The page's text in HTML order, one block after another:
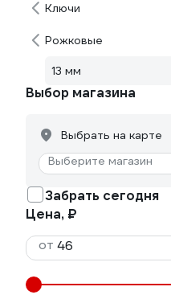
Ключи
Рожковые
13 мм
Выбор магазина
Выбрать на карте
Выберите магазин
Забрать сегодня
Цена, ₽
от